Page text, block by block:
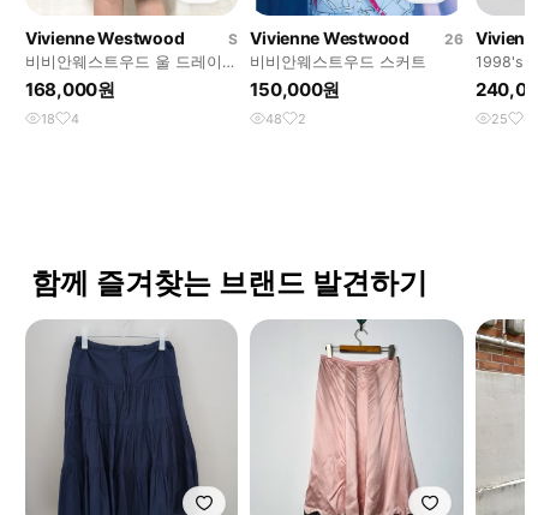
Vivienne Westwood
S
비비안웨스트우드 울 드레이핑
스커트
168,000원
18 4
Vivienne Westwood
26
비비안웨스트우드 스커트
150,000원
48 2
1998's
25 4
함께 즐겨찾는 브랜드 발견하기